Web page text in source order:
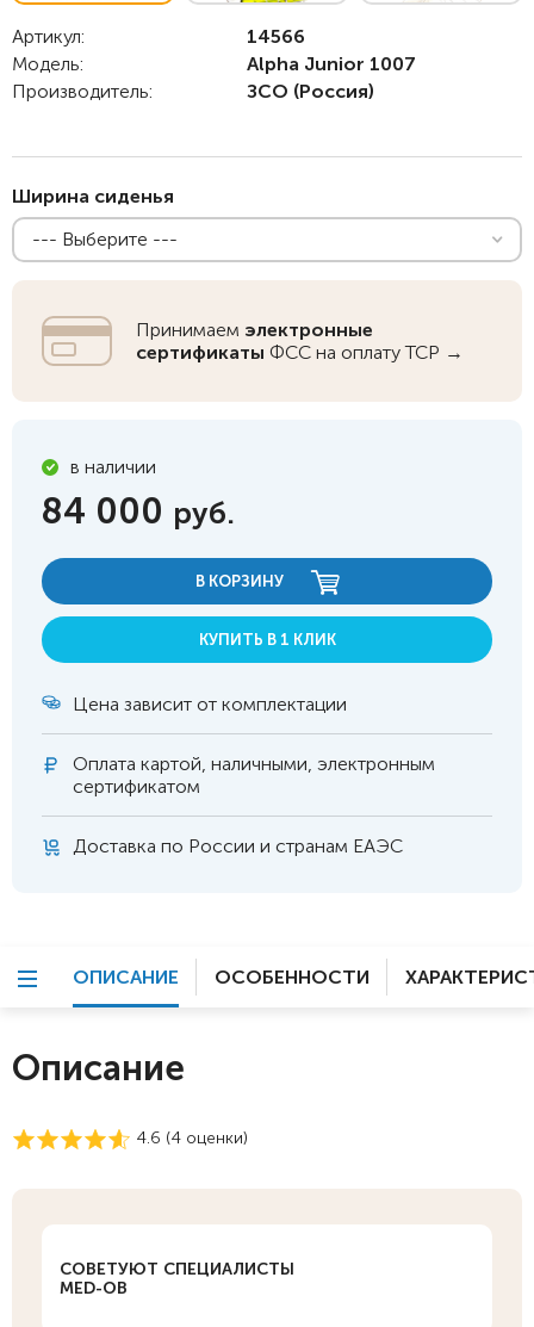
Артикул:
14566
Модель:
Alpha Junior 1007
Производитель:
ЗСО (Россия)
Ширина сиденья
--- Выберите ---
Принимаем электронные
сертификаты ФСС на оплату ТСР →
в наличии
84 000 руб.
В КОРЗИНУ
КУПИТЬ В 1 КЛИК
Цена зависит от комплектации
Оплата картой, наличными, электронным
сертификатом
Доставка по России и странам ЕАЭС
ОПИСАНИЕ ОСОБЕННОСТИ
Описание
4.6 (4 оценки)
СОВЕТУЮТ СПЕЦИАЛИСТЫ
MED-OB